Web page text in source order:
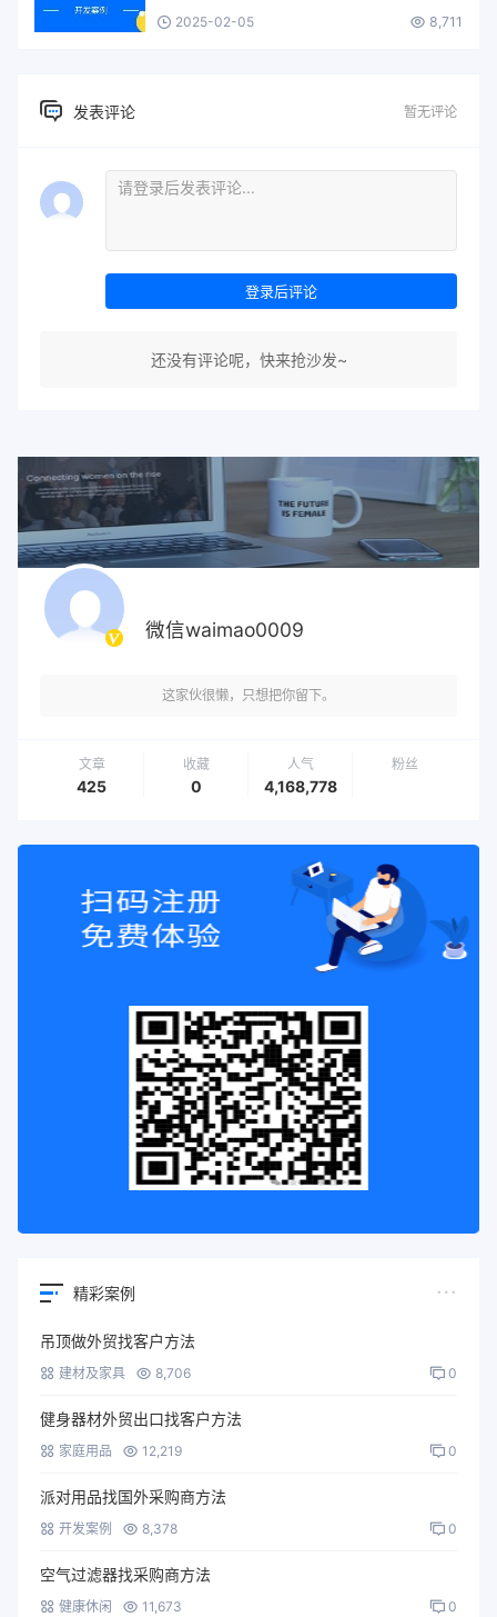
2025-02-05 8,711
发表评论 暂无评论
登录后评论
还没有评论呢，快来抢沙发~
微信waimao0009
这家伙很懒，只想把你留下。
文章
425
收藏
0
人气
4,168,778
粉丝
精彩案例
吊顶做外贸找客户方法
建材及家具 8,706 0
健身器材外贸出口找客户方法
家庭用品 12,219 0
派对用品找国外采购商方法
开发案例 8,378 0
空气过滤器找采购商方法
健康休闲 11,673 0